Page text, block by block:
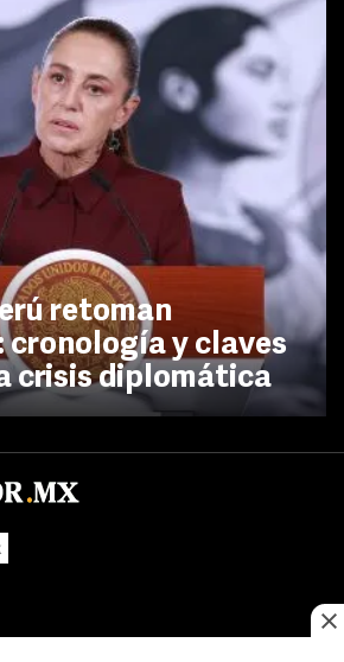
retoman
cronología y claves
crisis diplomática